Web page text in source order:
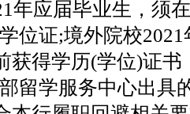
年应届毕业生，须
位证;境外院校
获得学历(学位)证书
留学服务中心出具